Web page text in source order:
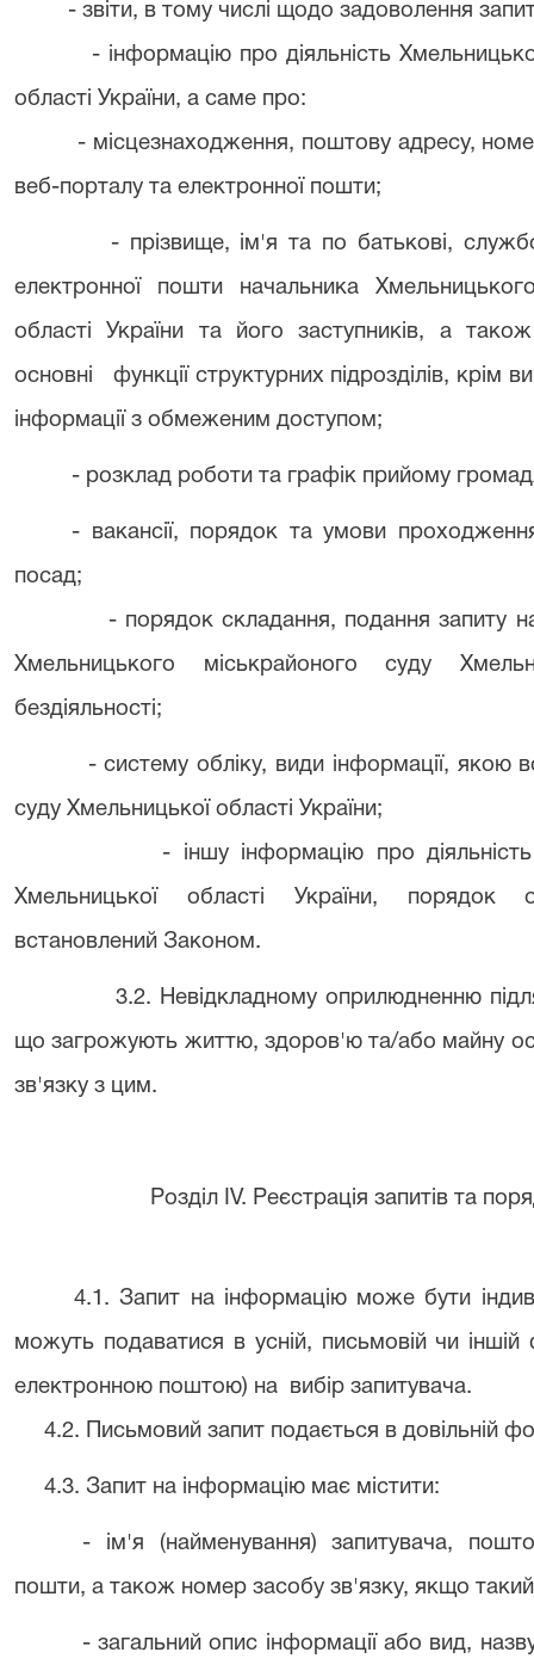
- звіти, в тому числі щодо задоволення
- інформацію про діяльність
області України, а саме про:
- місцезнаходження, поштову адресу,
веб-порталу та електронної пошти;
- прізвище, ім'я та по батькові,
електронної пошти начальника
області України та його заступників, а також
основні функції структурних підрозділів, крім
інформації з обмеженим доступом;
- розклад роботи та графік прийому
- вакансії, порядок та умови
посад;
- порядок складання, подання запиту
Хмельницького міськрайоного суду
бездіяльності;
- систему обліку, види інформації, якою
суду Хмельницької області України;
- іншу інформацію про
Хмельницької області України, порядок
встановлений Законом.
3.2. Невідкладному оприлюдненню
що загрожують життю, здоров'ю та/або майну
зв'язку з цим.
Розділ IV. Реєстрація запитів та
4.1. Запит на інформацію може бути
можуть подаватися в усній, письмовій чи
електронною поштою) на вибір запитувача.
4.2. Письмовий запит подається в довільній
4.3. Запит на інформацію має містити:
- ім'я (найменування) запитувача,
пошти, а також номер засобу зв'язку, якщо
- загальний опис інформації або вид,